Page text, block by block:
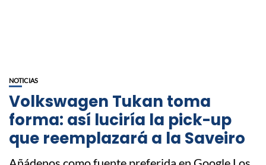
NOTICIAS
Volkswagen Tukan toma
forma: así luciría la pick-up
que reemplazará a la Saveiro